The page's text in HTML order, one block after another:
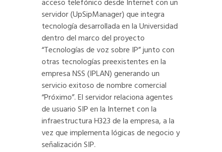
acceso telefónico desde Internet con un
servidor (UpSipManager) que integra
tecnología desarrollada en la Universidad
dentro del marco del proyecto
“Tecnologías de voz sobre IP” junto con
otras tecnologías preexistentes en la
empresa NSS (IPLAN) generando un
servicio exitoso de nombre comercial
“Próximo”. El servidor relaciona agentes
de usuario SIP en la Internet con la
infraestructura H323 de la empresa, a la
vez que implementa lógicas de negocio y
señalización SIP.